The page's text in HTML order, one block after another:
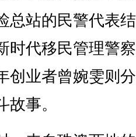
总站的民警代表
时代移民管理警
创业者曾婉雯则
事。